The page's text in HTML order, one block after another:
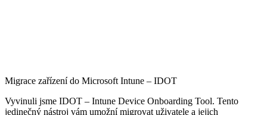
Migrace zařízení do Microsoft Intune – IDOT
Vyvinuli jsme IDOT – Intune Device Onboarding Tool. Tento
jedinečný nástroj vám umožní migrovat uživatele a jejich